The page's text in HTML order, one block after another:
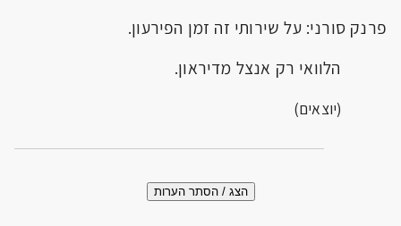
פרנק סורני: על שירותי זה זמן הפירעון.
הלוואי רק אנצל מדיראון.
(יוצאים)
הצג / הסתר הערות